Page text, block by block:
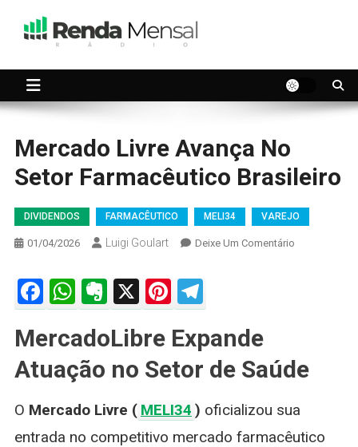
Mercado Livre Avança No
Setor Farmacêutico Brasileiro
DIVIDENDOS FARMACÊUTICO MELI34 VAREJO
01/04/2026 Luigi Goulart Deixe Um ComentárioOn
Brasileiro
Facebook
WhatsApp
Evernote
X Pinterest
Telegram
MercadoLibre Expande
Atuação no Setor de Saúde
O Mercado Livre ( MELI34 ) oficializou sua
entrada no competitivo mercado farmacêutico